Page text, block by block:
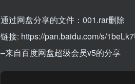
通过网盘分享的文件：001.rar删除
链接: https://pan.baidu.com/s/
–来自百度网盘超级会员v5的分享